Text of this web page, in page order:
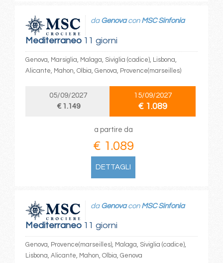
Mediterraneo11 giorni
da Genovacon MSC Sinfonia
Genova, Marsiglia, Malaga, Siviglia (cadice), Lisbona,
Alicante, Mahon, Olbia, Genova, Provence(marseilles)
05/09/2027
€ 1.149
15/09/2027
€ 1.089
a partire da
€ 1.089
DETTAGLI
Mediterraneo11 giorni
da Genovacon MSC Sinfonia
Genova, Provence(marseilles), Malaga, Siviglia (cadice),
Lisbona, Alicante, Mahon, Olbia, Genova